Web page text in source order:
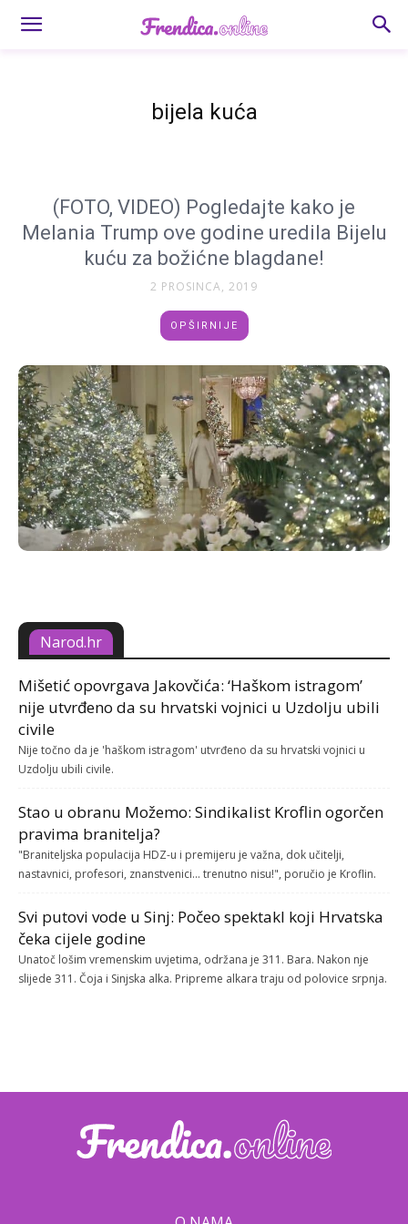
bijela kuća
(FOTO, VIDEO) Pogledajte kako je
Melania Trump ove godine uredila Bijelu
kuću za božićne blagdane!
2 PROSINCA, 2019
OPŠIRNIJE
Narod.hr
Mišetić opovrgava Jakovčića: ‘Haškom istragom’
nije utvrđeno da su hrvatski vojnici u Uzdolju ubili
civile
Nije točno da je 'haškom istragom' utvrđeno da su hrvatski vojnici u
Uzdolju ubili civile.
Stao u obranu Možemo: Sindikalist Kroflin ogorčen
pravima branitelja?
"Braniteljska populacija HDZ-u i premijeru je važna, dok učitelji,
nastavnici, profesori, znanstvenici... trenutno nisu!", poručio je Kroflin.
Svi putovi vode u Sinj: Počeo spektakl koji Hrvatska
čeka cijele godine
Unatoč lošim vremenskim uvjetima, održana je 311. Bara. Nakon nje
slijede 311. Čoja i Sinjska alka. Pripreme alkara traju od polovice srpnja.